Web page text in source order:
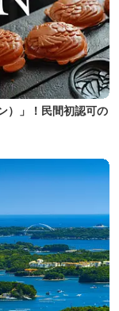
）」！民間初認可の